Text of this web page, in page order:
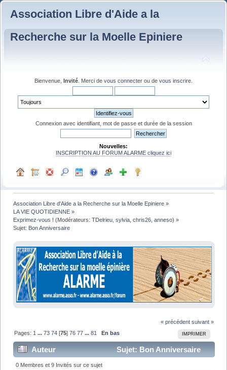
Association Libre d'Aide a la
Recherche sur la Moelle Epiniere
Bienvenue, Invité . Merci de vous connecter ou de vous inscrire
Connexion avec identifiant, mot de passe et durée de la session
Nouvelles:
INSCRIPTION AU FORUM ALARME cliquez ici
Association Libre d'Aide a la Recherche sur la Moelle Epiniere »
LA VIE QUOTIDIENNE »
Exprimez-vous ! (Modérateurs:TDelrieu ,sylvia ,chris26 ,anneso) »
Sujet: Bon Anniversaire
« précédent suivant »
IMPRIMER
Pages: 1 ...73 74 [75]76 77 ...81 En bas
Auteur
Sujet: Bon Anniversaire
(Lu 1209406 fois)
0 Membres et 9 Invités sur ce sujet